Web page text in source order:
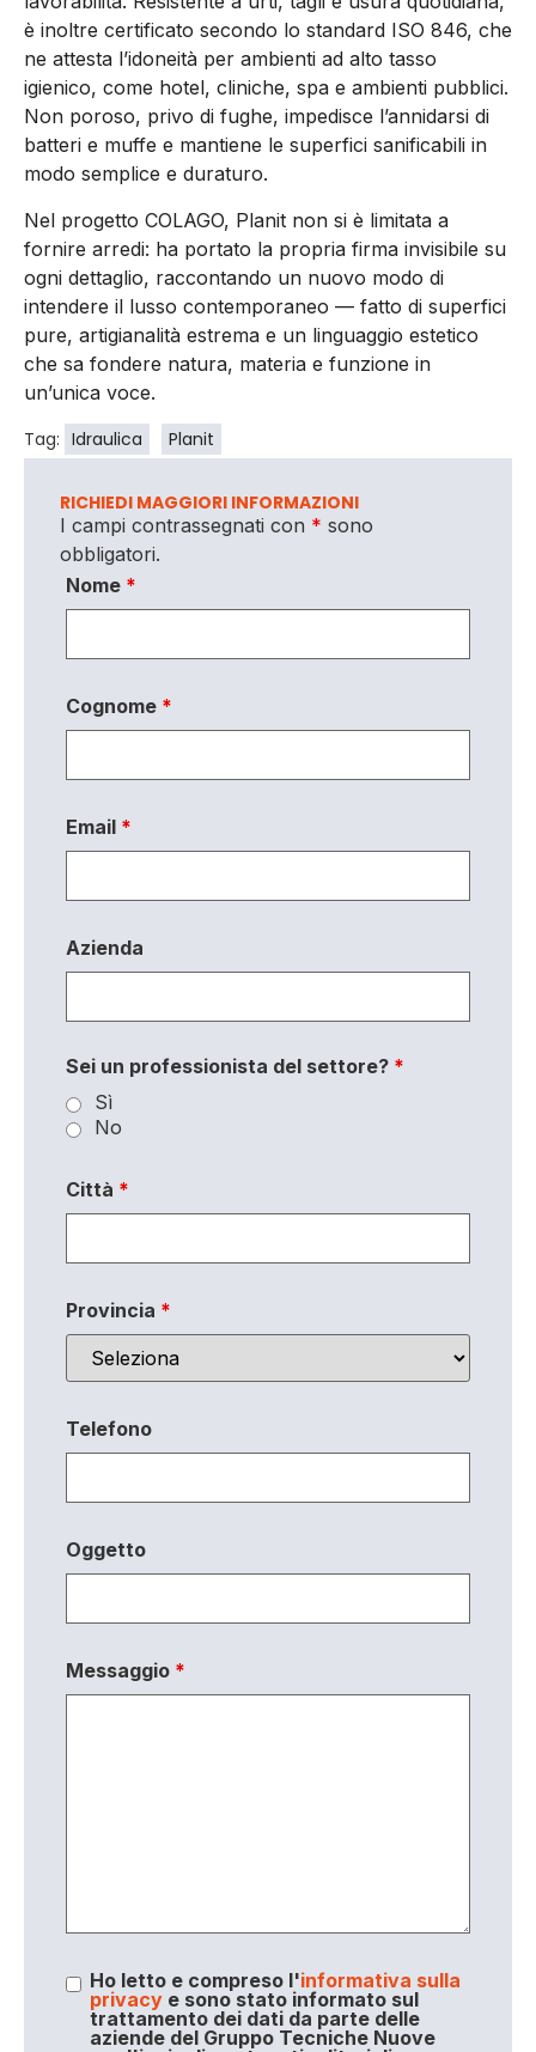
è inoltre certificato secondo lo standard ISO 846, che
ne attesta l’idoneità per ambienti ad alto tasso
igienico, come hotel, cliniche, spa e ambienti pubblici.
Non poroso, privo di fughe, impedisce l’annidarsi di
batteri e muffe e mantiene le superfici sanificabili in
modo semplice e duraturo.
Nel progetto COLAGO, Planit non si è limitata a
fornire arredi: ha portato la propria firma invisibile su
ogni dettaglio, raccontando un nuovo modo di
intendere il lusso contemporaneo — fatto di superfici
pure, artigianalità estrema e un linguaggio estetico
che sa fondere natura, materia e funzione in
un’unica voce.
Tag: Idraulica Planit
RICHIEDI MAGGIORI INFORMAZIONI
I campi contrassegnati con * sono
obbligatori.
Nome *
Cognome *
Email *
Azienda
Sei un professionista del settore? *
Sì
No
Città *
Provincia *
Telefono
Oggetto
Messaggio *
Ho letto e compreso l'informativa sulla
privacye sono stato informato sul
trattamento dei dati da parte delle
aziende del Gruppo Tecniche Nuove